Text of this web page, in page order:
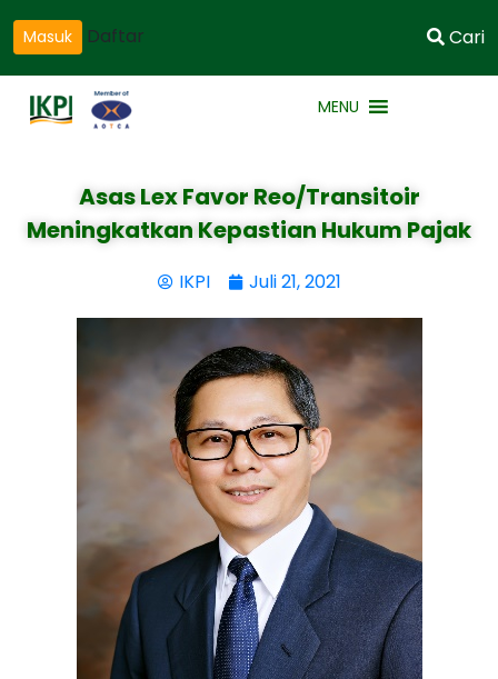
Masuk Daftar Cari
MENU
Asas Lex Favor Reo/Transitoir
Meningkatkan Kepastian Hukum Pajak
IKPI Juli 21, 2021